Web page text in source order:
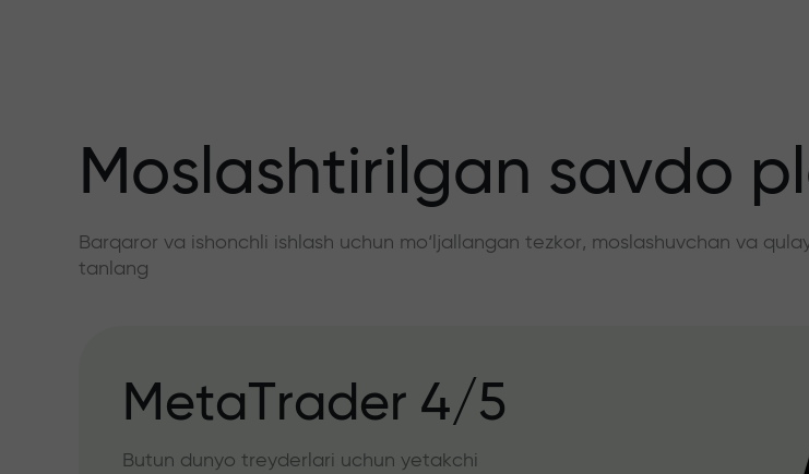
Moslashtirilgan savdo
Barqaror va ishonchli ishlash uchun mo‘ljallangan tezkor, moslashuvchan va
tanlang
MetaTrader 4/5
Butun dunyo treyderlari uchun yetakchi